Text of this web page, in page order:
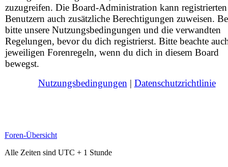
zuzugreifen. Die Board-Administration kann registrierten
Benutzern auch zusätzliche Berechtigungen zuweisen.
bitte unsere Nutzungsbedingungen und die verwandten
Regelungen, bevor du dich registrierst. Bitte beachte
jeweiligen Forenregeln, wenn du dich in diesem Board
bewegst.
Nutzungsbedingungen | Datenschutzrichtlinie
Foren-Übersicht
Alle Zeiten sind UTC + 1 Stunde